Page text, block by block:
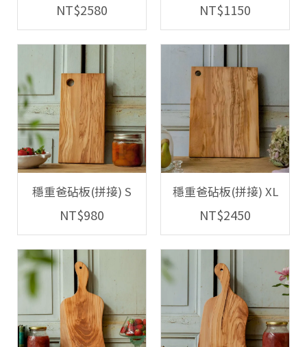
NT$2580 NT$1150
穩重爸砧板(拼接) S
NT$980
穩重爸砧板(拼接) XL
NT$2450